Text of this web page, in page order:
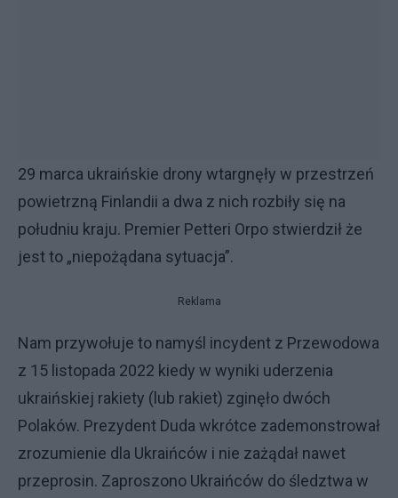
29 marca ukraińskie drony wtargnęły w przestrzeń
powietrzną Finlandii a dwa z nich rozbiły się na
południu kraju. Premier Petteri Orpo stwierdził że
jest to „niepożądana sytuacja”.
Reklama
Nam przywołuje to namyśl incydent z Przewodowa
z 15 listopada 2022 kiedy w wyniki uderzenia
ukraińskiej rakiety (lub rakiet) zginęło dwóch
Polaków. Prezydent Duda wkrótce zademonstrował
zrozumienie dla Ukraińców i nie zażądał nawet
przeprosin. Zaproszono Ukraińców do śledztwa w